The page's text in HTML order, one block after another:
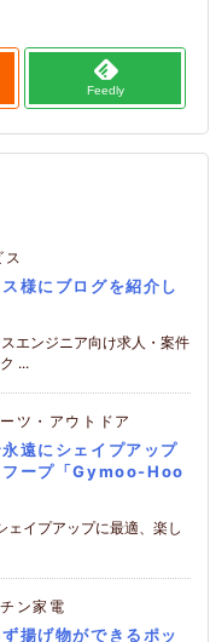
Feedly
ス
様にブログを紹介し
エンジニア向け求人・案件
...
ツ・アウトドア
遠にシェイプアップ
フープ「Gymoo-Hoo
イプアップに最適、楽し
ン家電
揚げ物ができるポッ